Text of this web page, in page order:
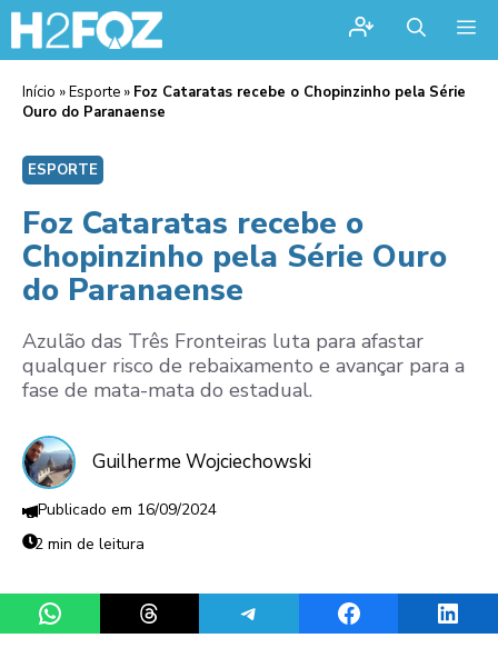
Início »Esporte » Foz Cataratas recebe o Chopinzinho pela Série
Ouro do Paranaense
ESPORTE
Foz Cataratas recebe o
Chopinzinho pela Série Ouro
do Paranaense
Azulão das Três Fronteiras luta para afastar
qualquer risco de rebaixamento e avançar para a
fase de mata-mata do estadual.
Guilherme Wojciechowski
16/09/2024
2 min de leitura
Share on WhatsAppShare on ThreadsShare on TelegramShare on Facebook